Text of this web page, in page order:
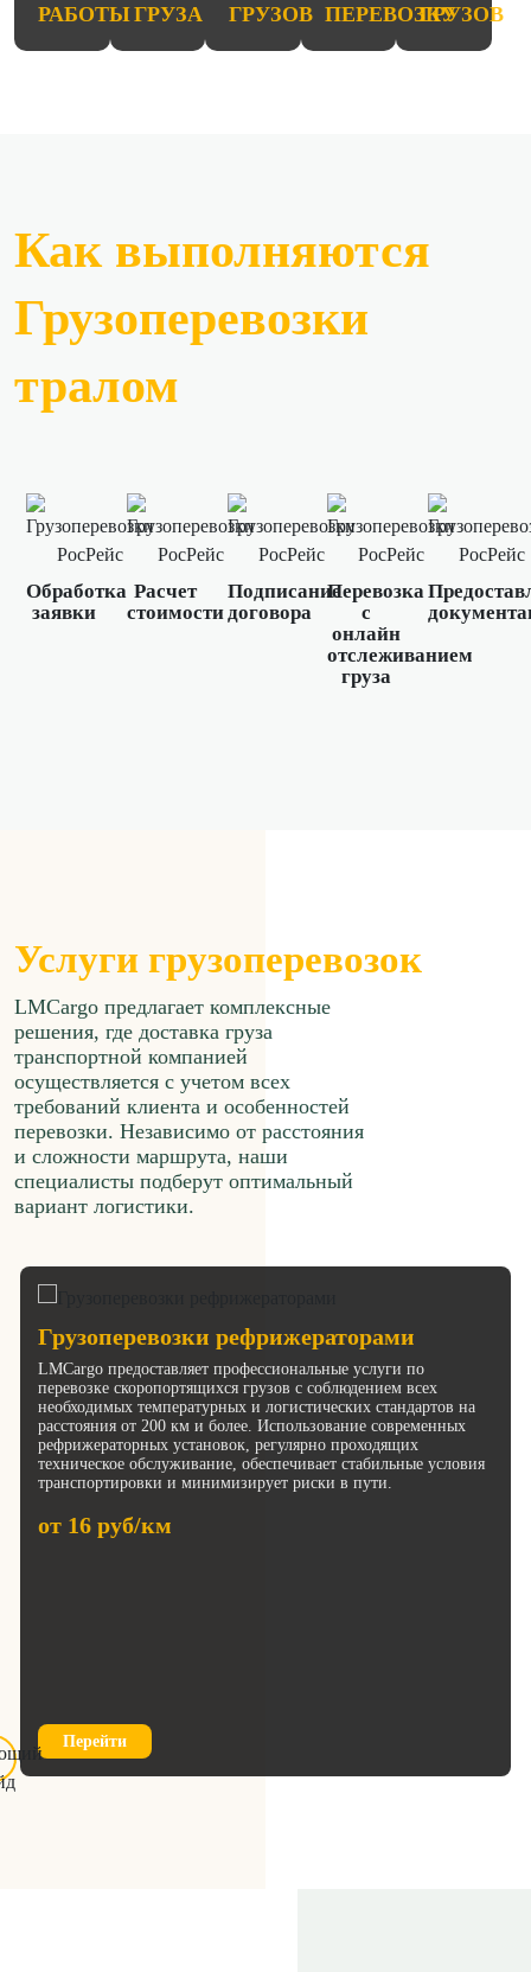
РАБОТЫГРУЗА
ГРУЗОВ ПЕРЕВОЗКУГРУЗОВ
Как выполняются
Грузоперевозки
тралом
Обработка
заявки
Расчет
стоимости
Подписание
договора
Перевозка
с
онлайн
отслеживанием
груза
Услуги грузоперевозок
LMCargo предлагает комплексные
решения, где доставка груза
транспортной компанией
осуществляется с учетом всех
требований клиента и особенностей
перевозки. Независимо от расстояния
и сложности маршрута, наши
специалисты подберут оптимальный
вариант логистики.
Грузоперевозки рефрижераторами
LMCargo предоставляет профессиональные услуги по
перевозке скоропортящихся грузов с соблюдением всех
необходимых температурных и логистических стандартов на
расстояния от 200 км и более. Использование современных
рефрижераторных установок, регулярно проходящих
техническое обслуживание, обеспечивает стабильные условия
транспортировки и минимизирует риски в пути.
от 16 руб/км
Перейти